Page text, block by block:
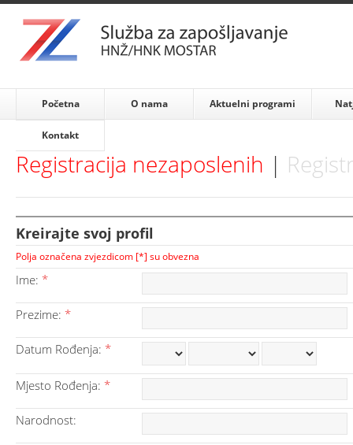
Početna O nama Aktuelni programi
Kontakt
Registracija nezaposlenih |
Kreirajte svoj profil
Polja označena zvjezdicom [*] su obvezna
Ime: *
Prezime: *
Datum Rođenja: *
Mjesto Rođenja: *
Narodnost: